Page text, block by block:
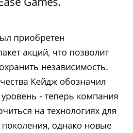
приобретен
акций, что позволит
независимость.
Кейдж обозначил
- теперь компания
на технологиях для
однако новые